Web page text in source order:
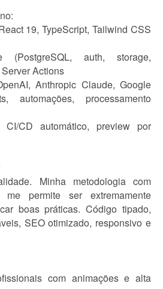
19, TypeScript, Tailwind CSS
(PostgreSQL, auth, storage,
Actions
Anthropic Claude, Google
processamento
CD automático, preview por
Minha metodologia com
permite ser extremamente
boas práticas. Código tipado,
SEO otimizado, responsivo e
com animações e alta